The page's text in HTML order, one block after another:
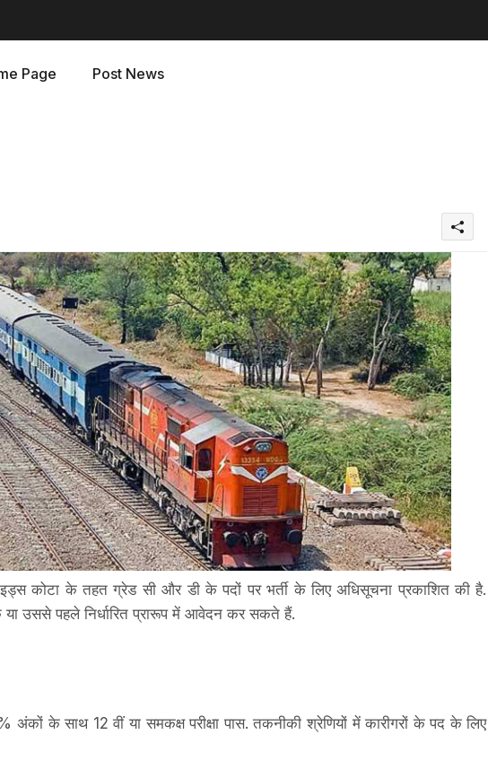
Page Post News
कोटा के तहत ग्रेड सी और डी के पदों पर भर्ती के लिए अधिसूचना प्रकाशित की है.
उससे पहले निर्धारित प्रारूप में आवेदन कर सकते हैं.
के साथ 12 वीं या समकक्ष परीक्षा पास. तकनीकी श्रेणियों में कारीगरों के पद के लिए